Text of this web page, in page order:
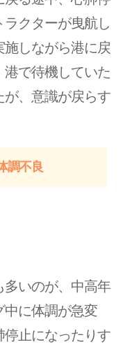
ラクターが曳航し
施しながら港に戻
港で待機していた
、意識が戻らす
調不良
多いのが、中高年
中に体調が急変
停止になったりす